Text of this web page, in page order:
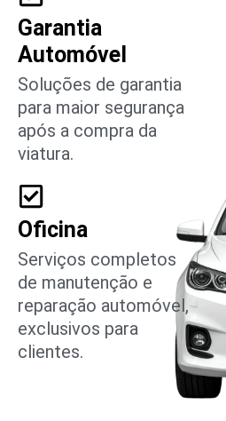
Garantia
Automóvel
Soluções de garantia
para maior segurança
após a compra da
viatura.
Oficina
Serviços completos
de manutenção e
reparação automóvel,
exclusivos para
clientes.